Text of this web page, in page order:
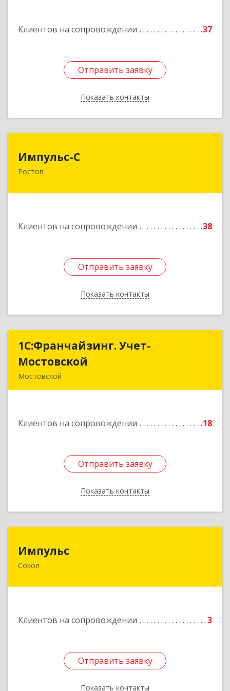
Клиентов на сопровождении 37
Отправить заявку
Показать контакты
Отправить заявку
Назад
Импульс-С
Ростов
Клиентов на сопровождении 38
Отправить заявку
Показать контакты
Отправить заявку
Назад
1С:Франчайзинг. Учет-
Мостовской
Мостовской
Клиентов на сопровождении 18
Отправить заявку
Показать контакты
1С:Франчайзинг. Учет-
Отправить заявку
Назад
Импульс
Сокол
Клиентов на сопровождении 3
Отправить заявку
Показать контакты
Отправить заявку
Назад